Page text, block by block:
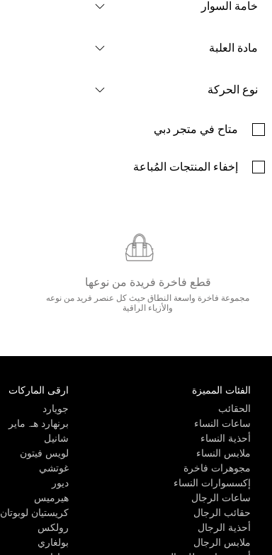
خامة السوار
مادة العلبة
نوع الحركة
متاح في متجر دبي
إخفاء المنتجات المُباعة
قطع فاخرة فريدة من نوعها
مجموعة فاخرة واسعة النطاق حيث كل عنصر فريد من نوعه
والأزياء الراقية
الفئات المميزة
الحقائب
ساعات النساء
أحذية النساء
ملابس النساء
مجوهرات فاخرة
إكسسوارات النساء
ساعات الرجال
حقائب الرجال
أحذية الرجال
ملابس الرجال
ارقى الماركات
جويارد
برنهارد هـ. ماير
شانيل
لويس فيتون
غوتشي
ديور
هيرميس
كريستيان لوبوتان
رولكس
بولغاري